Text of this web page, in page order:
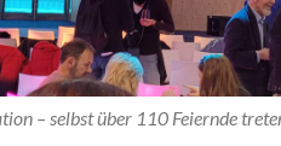
– selbst über 110 Feiernde